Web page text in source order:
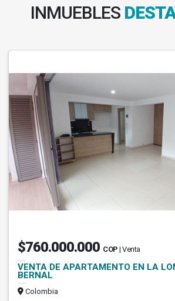
INMUEBLES
$760.000.000 COP | Venta
VENTA DE APARTAMENTO EN LA
BERNAL
Colombia